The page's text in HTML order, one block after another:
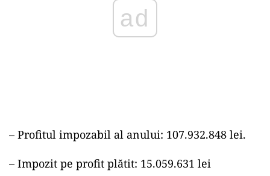
ad
– Profitul impozabil al anului: 107.932.848 lei.
– Impozit pe profit plătit: 15.059.631 lei